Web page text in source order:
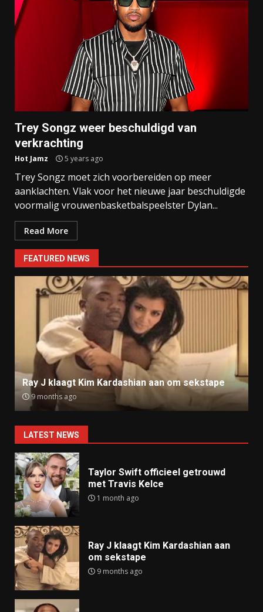
Trey Songz weer beschuldigd van
verkrachting
Hot Jamz 5 years ago
Trey Songz moet zich voorbereiden op meer
aanklachten. Vlak voor het nieuwe jaar beschuldigde
voormalig vrouwenbasketbalspeelster Dylan...
Read More
FEATURED NEWS
Ray J klaagt Kim Kardashian aan om sekstape
9 months ago
LATEST NEWS
Taylor Swift officieel getrouwd
met Travis Kelce
1 month ago
Ray J klaagt Kim Kardashian aan
om sekstape
9 months ago